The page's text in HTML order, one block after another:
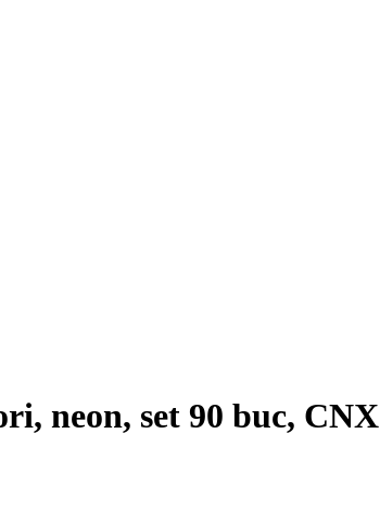
neon, set 90 buc, CNX